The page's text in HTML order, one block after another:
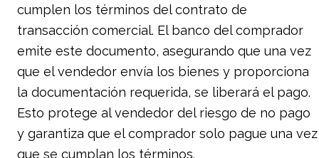
cumplen los términos del contrato de
transacción comercial. El banco del comprador
emite este documento, asegurando que una vez
que el vendedor envía los bienes y proporciona
la documentación requerida, se liberará el pago.
Esto protege al vendedor del riesgo de no pago
y garantiza que el comprador solo pague una vez
que se cumplan los términos.